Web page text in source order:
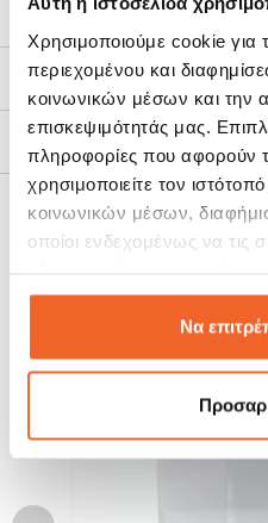
Χρησιμοποιούμε cookie για
περιεχομένου και
κοινωνικών μέσων και την
επισκεψιμότητάς μας.
πληροφορίες που αφορούν
χρησιμοποιείτε τον
κοινωνικών μέσων,
οποίοι ενδεχομένως να τις
έχουν συλλέξει σε σχέση
των υπηρεσιών τους.
Να
Χωρητικότητα 900ml.
Διαστάσεις: 22cm,(μήκος),
Χαρακτηριστικά
Τρόποι Αποστολής
Πολιτική Επιστροφών
ΣΧΕΤΙΚΆ